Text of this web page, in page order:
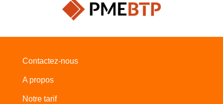
Contactez-nous
A propos
Notre tarif